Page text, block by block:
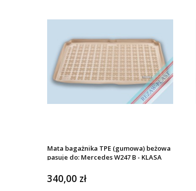
Mata bagażnika TPE (gumowa) beżowa
pasuje do: Mercedes W247 B - KLASA
340,00 zł